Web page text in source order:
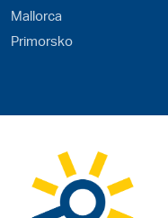
Mallorca
Primorsko